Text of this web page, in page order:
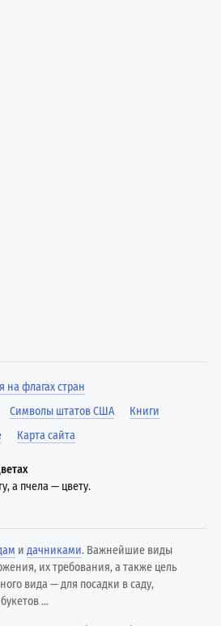
на флагах стран
Символы штатов США
Книги
Карта сайта
а пчела — цвету.
идачниками. Важнейшие виды
их требования, а также цель
вида — для посадки в саду,
...